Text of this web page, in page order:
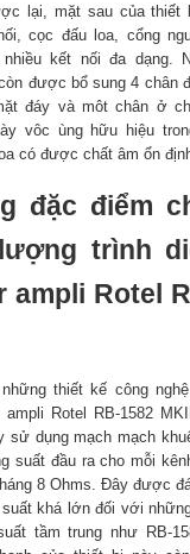
lại, mặt sau của thiết
cọc đấu loa, cổng
kết nối đa dạng.
được bổ sung 4 chân
đáy và môt chân ở
vôc ùng hữu hiệu
có được chất âm ổn
đặc điểm
trình
ampli Rotel
thiết kế công
ampli Rotel RB-1582
sử dụng mạch mạch
suất đầu ra cho mỗi
8 Ohms. Đây được
khá lớn đối với
tầm trung như RB-